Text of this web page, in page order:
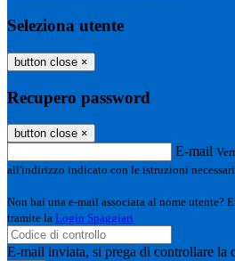
Seleziona utente
button close ×
Recupero password
button close ×
E-mail
all'indirizzo indicato con le istruzioni
Non hai una e-mail associata al nome utente?
tramite la Login Spaggiari
E-mail inviata, si prega di controllare la